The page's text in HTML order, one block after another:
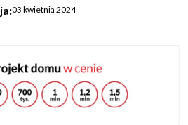
03 kwietnia 2024